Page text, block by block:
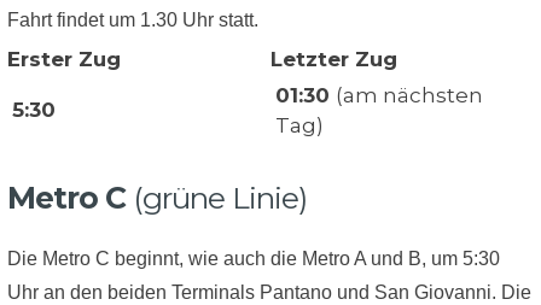
Fahrt findet um 1.30 Uhr statt.
Erster Zug Letzter Zug
5:30
01:30 (am nächsten
Tag)
Metro C(grüne Linie)
Die Metro C beginnt, wie auch die Metro A und B, um 5:30
Uhr an den beiden Terminals Pantano und San Giovanni. Die